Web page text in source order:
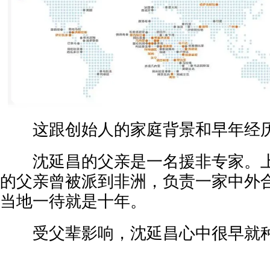
这跟创始人的家庭背景和早年经
沈延昌的父亲是一名援非专家。
的父亲曾被派到非洲，负责一家中外
当地一待就是十年。
受父辈影响，沈延昌心中很早就